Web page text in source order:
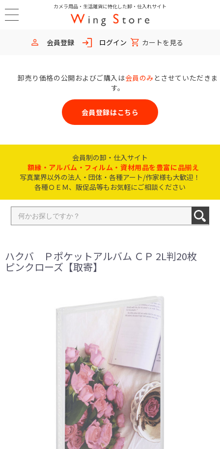
カメラ用品・生活雑貨に特化した卸・仕入れサイト
会員登録 ログイン カートを見る
卸売り価格の公開およびご購入は会員のみ とさせていただきま
す。
会員登録はこちら
会員制の卸・仕入サイト
額縁・アルバム・フィルム・資材用品を豊富に品揃え
写真業界以外の法人・団体・各種アート/作家様も大歓迎！
各種ＯＥＭ、販促品等もお気軽にご相談ください
ハクバ Ｐポケットアルバム ＣＰ 2L判20枚
ピンクローズ【取寄】